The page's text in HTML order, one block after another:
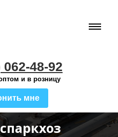
062-48-92
и в розницу
мне